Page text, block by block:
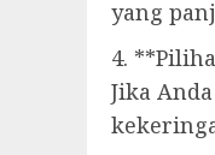
yang
4.
Jika